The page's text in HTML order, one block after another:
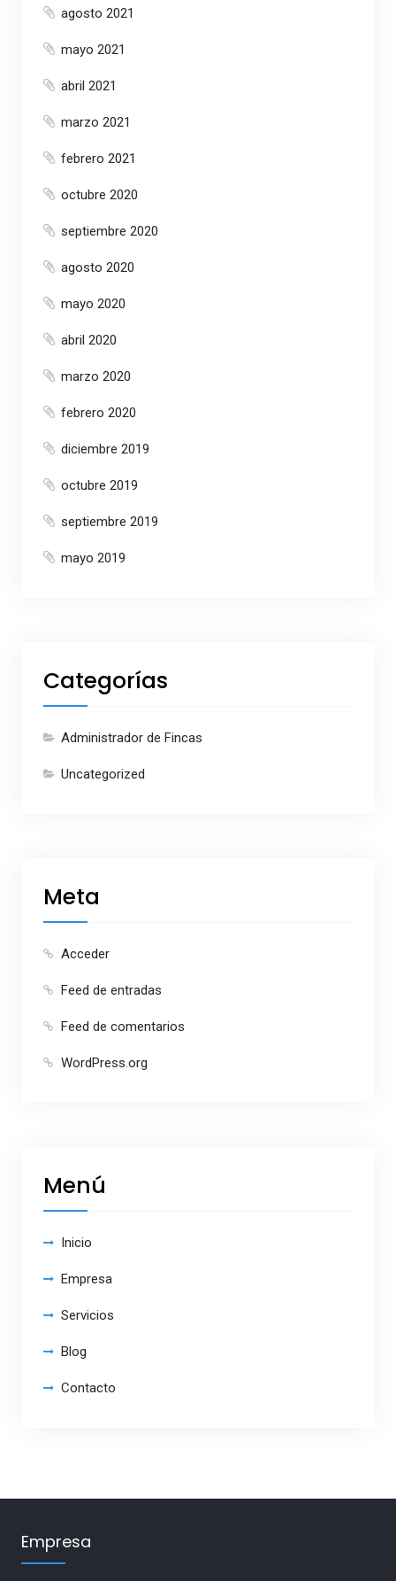
agosto 2021
mayo 2021
abril 2021
marzo 2021
febrero 2021
octubre 2020
septiembre 2020
agosto 2020
mayo 2020
abril 2020
marzo 2020
febrero 2020
diciembre 2019
octubre 2019
septiembre 2019
mayo 2019
Categorías
Administrador de Fincas
Uncategorized
Meta
Acceder
Feed de entradas
Feed de comentarios
WordPress.org
Menú
Inicio
Empresa
Servicios
Blog
Contacto
Empresa